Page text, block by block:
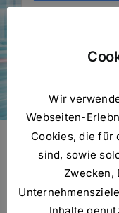
Datei-Anzahl
Zuletzt
Wir
Webseiten-
Cookies, die für
sind, sowie
Zwecken,